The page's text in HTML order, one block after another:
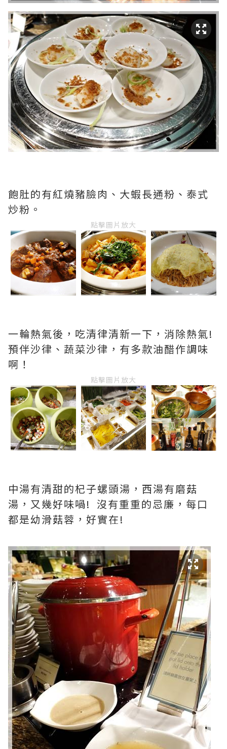
飽肚的有紅燒豬臉肉、大蝦長通粉、泰式
炒粉。
點擊圖片放大
一輪熱氣後，吃清律清新一下，消除熱氣!
預伴沙律、蔬菜沙律，有多款油醋作調味
啊！
點擊圖片放大
中湯有清甜的杞子螺頭湯，西湯有磨菇
湯，又幾好味喎! 沒有重重的忌廉，每口
都是幼滑菇蓉，好實在!